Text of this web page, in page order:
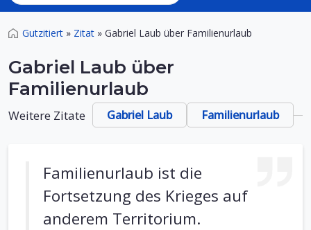
Gutzitiert » Zitat » Gabriel Laub über Familienurlaub
Gabriel Laub über
Familienurlaub
Weitere Zitate Gabriel Laub Familienurlaub
Familienurlaub ist die
Fortsetzung des Krieges auf
anderem Territorium.